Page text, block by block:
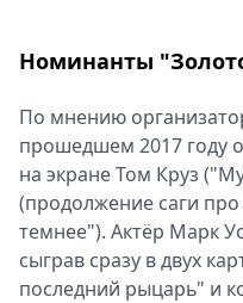
Спецпроекты
Выборы
2026
Скачай
Metro
Номинанты
По мнению
прошедшем 2017 году
на экране Том Круз
(продолжение саги про
темнее"). Актёр Марк
сыграв сразу в двух
последний рыцарь" и